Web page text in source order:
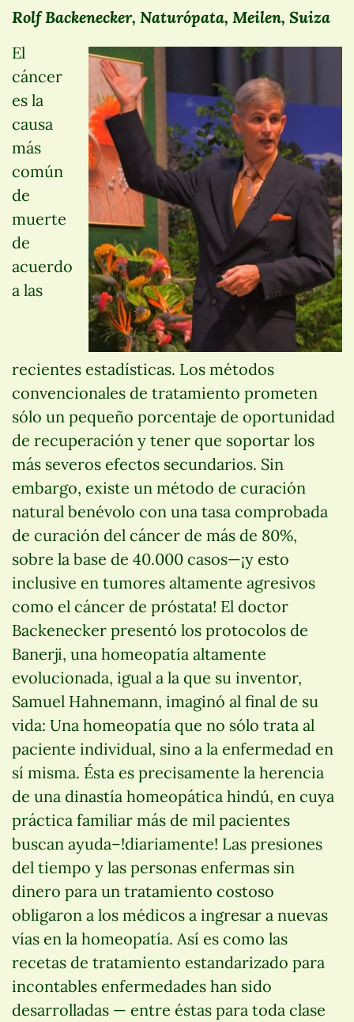
Rolf Backenecker, Naturópata, Meilen, Suiza
El
cáncer
es la
causa
más
común
de
muerte
de
acuerdo
a las
recientes estadísticas. Los métodos
convencionales de tratamiento prometen
sólo un pequeño porcentaje de oportunidad
de recuperación y tener que soportar los
más severos efectos secundarios. Sin
embargo, existe un método de curación
natural benévolo con una tasa comprobada
de curación del cáncer de más de 80%,
sobre la base de 40.000 casos—¡y esto
inclusive en tumores altamente agresivos
como el cáncer de próstata! El doctor
Backenecker presentó los protocolos de
Banerji, una homeopatía altamente
evolucionada, igual a la que su inventor,
Samuel Hahnemann, imaginó al final de su
vida: Una homeopatía que no sólo trata al
paciente individual, sino a la enfermedad en
sí misma. Ésta es precisamente la herencia
de una dinastía homeopática hindú, en cuya
práctica familiar más de mil pacientes
buscan ayuda–!diariamente! Las presiones
del tiempo y las personas enfermas sin
dinero para un tratamiento costoso
obligaron a los médicos a ingresar a nuevas
vías en la homeopatía. Así es como las
recetas de tratamiento estandarizado para
incontables enfermedades han sido
desarrolladas — entre éstas para toda clase